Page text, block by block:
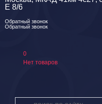
Е 8/6
Обратный звонок
Обратный звонок
0
Нет товаров